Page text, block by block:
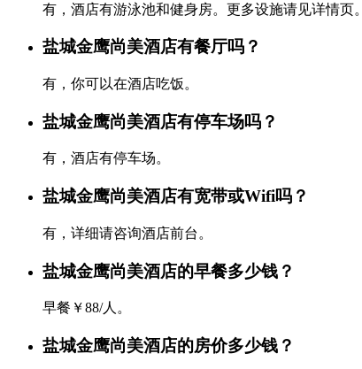
有，酒店有游泳池和健身房。更多设施请见详情页。
盐城金鹰尚美酒店有餐厅吗？
有，你可以在酒店吃饭。
盐城金鹰尚美酒店有停车场吗？
有，酒店有停车场。
盐城金鹰尚美酒店有宽带或Wifi吗？
有，详细请咨询酒店前台。
盐城金鹰尚美酒店的早餐多少钱？
早餐￥88/人。
盐城金鹰尚美酒店的房价多少钱？